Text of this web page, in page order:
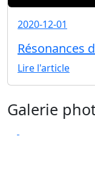
2020-12-01
Résonances
Lire l'article
Galerie